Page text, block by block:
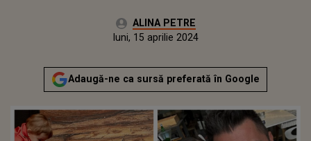
Autor:ALINA PETRE
Publicat:
luni, 15 aprilie 2024
Adaugă-ne ca sursă preferată în Google